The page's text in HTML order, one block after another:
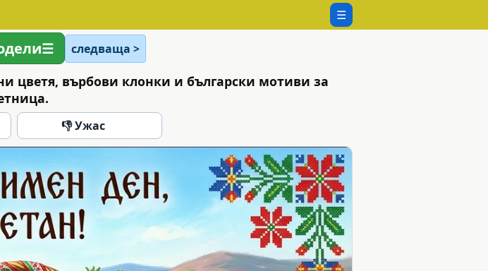
☰
следваща >
цветя, върбови клонки и български мотиви за
👎 Ужас